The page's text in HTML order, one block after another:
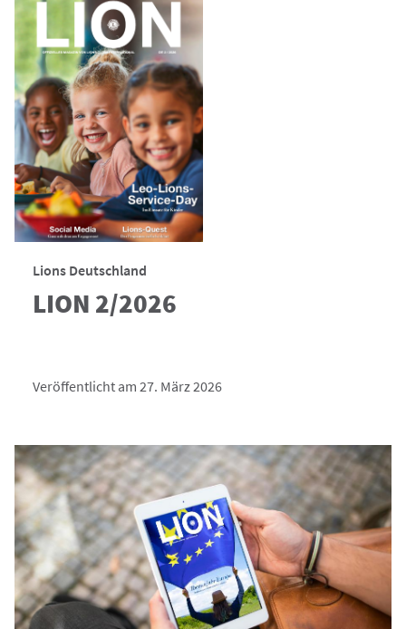
Lions Deutschland
LION 2/2026
Veröffentlicht am 27. März 2026